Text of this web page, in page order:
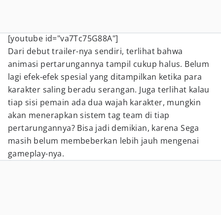
[youtube id="va7Tc75G88A"]
Dari debut trailer-nya sendiri, terlihat bahwa
animasi pertarungannya tampil cukup halus. Belum
lagi efek-efek spesial yang ditampilkan ketika para
karakter saling beradu serangan. Juga terlihat kalau
tiap sisi pemain ada dua wajah karakter, mungkin
akan menerapkan sistem tag team di tiap
pertarungannya? Bisa jadi demikian, karena Sega
masih belum membeberkan lebih jauh mengenai
gameplay-nya.